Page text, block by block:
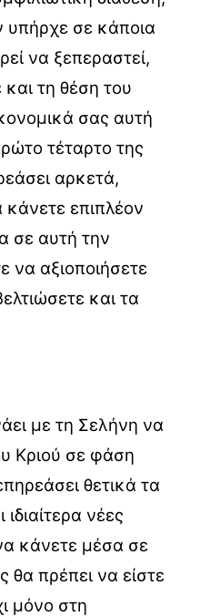
υπήρχε σε κάποια
να ξεπεραστεί,
τη θέση του
σας αυτή
τέταρτο της
αρκετά,
κάνετε επιπλέον
σε αυτή την
να αξιοποιήσετε
και τα
με τη Σελήνη να
Κριού σε φάση
θετικά τα
νέες
κάνετε μέσα σε
θα πρέπει να είστε
μόνο στη